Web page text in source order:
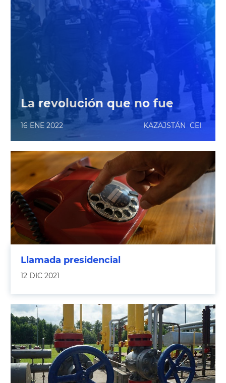
La revolución que no fue
16 ENE 2022 KAZAJSTÁN CEI
Llamada presidencial
12 DIC 2021